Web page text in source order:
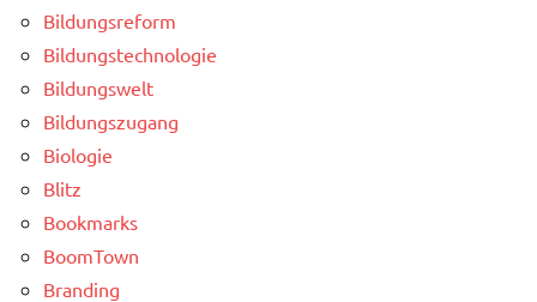
Bildungsreform
Bildungstechnologie
Bildungswelt
Bildungszugang
Biologie
Blitz
Bookmarks
BoomTown
Branding